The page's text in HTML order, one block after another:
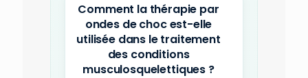
Comment la thérapie par
ondes de choc est-elle
utilisée dans le traitement
des conditions
musculosquelettiques ?